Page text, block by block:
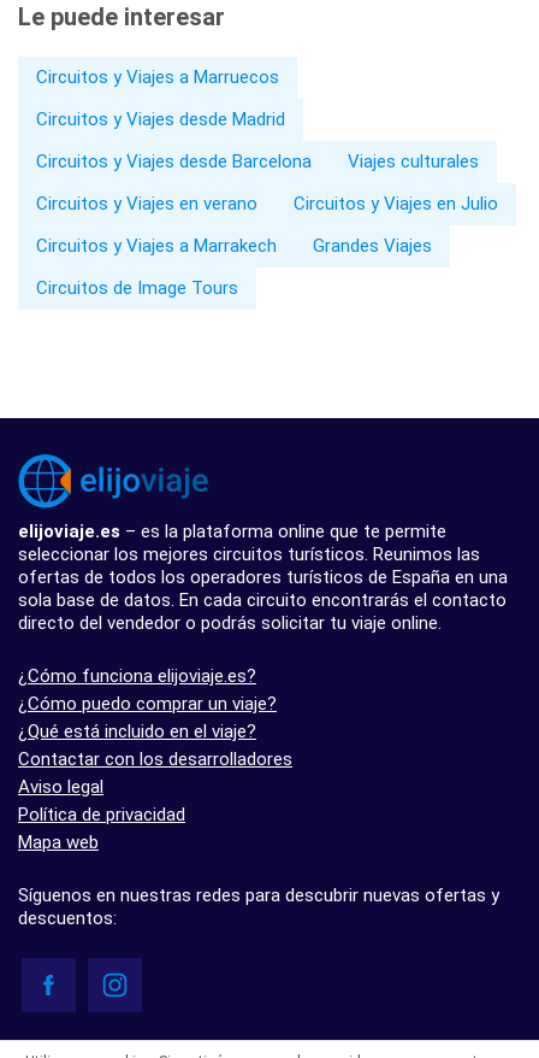
Le puede interesar
Circuitos y Viajes a Marruecos
Circuitos y Viajes desde Madrid
Circuitos y Viajes desde Barcelona
Viajes culturales
Circuitos y Viajes en verano
Circuitos y Viajes en Julio
Circuitos y Viajes a Marrakech
Grandes Viajes
Circuitos de Image Tours
elijoviaje.es – es la plataforma online que te permite
seleccionar los mejores circuitos turísticos. Reunimos las
ofertas de todos los operadores turísticos de España en una
sola base de datos. En cada circuito encontrarás el contacto
directo del vendedor o podrás solicitar tu viaje online.
¿Cómo funciona elijoviaje.es?
¿Cómo puedo comprar un viaje?
¿Qué está incluido en el viaje?
Contactar con los desarrolladores
Aviso legal
Política de privacidad
Mapa web
Síguenos en nuestras redes para descubrir nuevas ofertas y
descuentos: